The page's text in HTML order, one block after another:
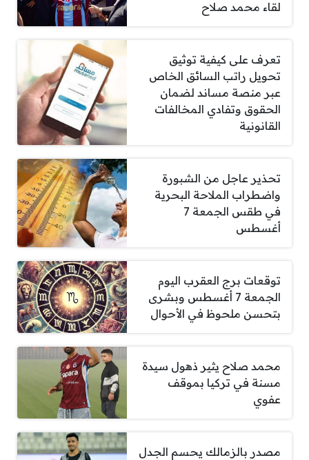
لقاء محمد صلاح
تعرف على كيفية توثيق
تحويل راتب السائق الخاص
عبر منصة مساند لضمان
الحقوق وتفادي المخالفات
القانونية
تحذير عاجل من الشبورة
واضطراب الملاحة البحرية
في طقس الجمعة 7
أغسطس
توقعات برج العقرب اليوم
الجمعة 7 أغسطس وبشرى
بتحسن ملحوظ في الأحوال
محمد صلاح يثير ذهول سيدة
مسنة في تركيا بموقف
عفوي
مصدر بالزمالك يحسم الجدل